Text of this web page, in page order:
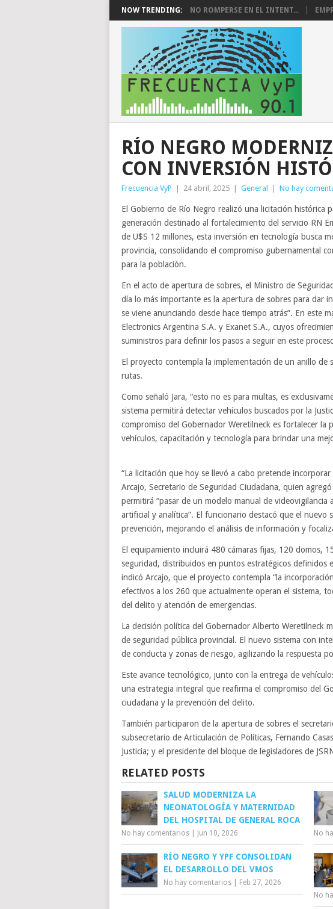
NOW TRENDING: NO ROMPERSE EN EL INTENT...
RÍO NEGRO
CON INVERSIÓN
Frecuencia VyP 24 abril, 2025 General No hay
El Gobierno de Río Negro realizó una licitación histórica
generación destinado al fortalecimiento del servicio RN
de U$S 12 millones, esta inversión en tecnología busca
provincia, consolidando el compromiso gubernamental
para la población.
En el acto de apertura de sobres, el Ministro de
día lo más importante es la apertura de sobres para dar
se viene anunciando desde hace tiempo atrás”. En este
Electronics Argentina S.A. y Exanet S.A., cuyos
suministros para definir los pasos a seguir en este
El proyecto contempla la implementación de un anillo
rutas.
Como señaló Jara, “esto no es para multas, es
sistema permitirá detectar vehículos buscados por la
compromiso del Gobernador Weretilneck es fortalecer la
vehículos, capacitación y tecnología para brindar una
“La licitación que hoy se llevó a cabo pretende
Arcajo, Secretario de Seguridad Ciudadana, quien
permitirá “pasar de un modelo manual de
artificial y analítica”. El funcionario destacó que el
prevención, mejorando el análisis de información y
El equipamiento incluirá 480 cámaras fijas, 120 domos,
seguridad, distribuidos en puntos estratégicos definidos
indicó Arcajo, que el proyecto contempla “la
efectivos a los 260 que actualmente operan el sistema,
del delito y atención de emergencias.
La decisión política del Gobernador Alberto Weretilneck
de seguridad pública provincial. El nuevo sistema con
de conducta y zonas de riesgo, agilizando la respuesta
Este avance tecnológico, junto con la entrega de
una estrategia integral que reafirma el compromiso del
ciudadana y la prevención del delito.
También participaron de la apertura de sobres el
subsecretario de Articulación de Políticas, Fernando
Justicia; y el presidente del bloque de legisladores de
RELATED POSTS
SALUD MODERNIZA LA
NEONATOLOGÍA Y MATERNIDAD
DEL HOSPITAL DE GENERAL ROCA
No hay comentarios Jun 10, 2026 No
RÍO NEGRO Y YPF CONSOLIDAN
EL DESARROLLO DEL VMOS
No hay comentarios Feb 27, 2026
No